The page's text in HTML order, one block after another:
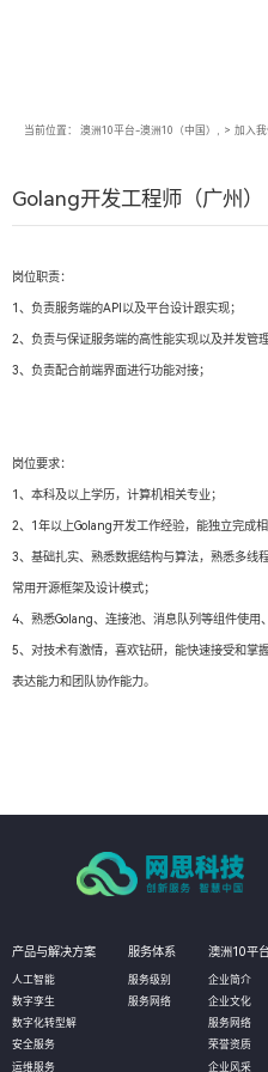
当前位置： 澳洲10平台-澳洲10（中国）, > 加入我
Golang开发工程师（广州）
岗位职责：
1、负责服务端的API以及平台设计跟实现；
2、负责与保证服务端的高性能实现以及并发管理
3、负责配合前端界面进行功能对接；
岗位要求：
1、本科及以上学历，计算机相关专业；
2、1年以上Golang开发工作经验，能独立完成相
3、基础扎实、熟悉数据结构与算法，熟悉多线
常用开源框架及设计模式；
4、熟悉Golang、连接池、消息队列等组件使用
5、对技术有激情，喜欢钻研，能快速接受和掌
表达能力和团队协作能力。
产品与解决方案
人工智能
数字孪生
数字化转型解
安全服务
运维服务
服务体系
服务级别
服务网络
澳洲10平
企业简介
企业文化
服务网络
荣誉资质
企业风采